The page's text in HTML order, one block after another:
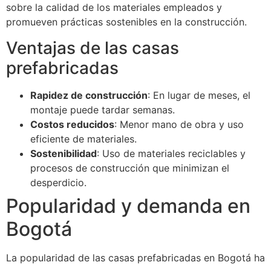
sobre la calidad de los materiales empleados y
promueven prácticas sostenibles en la construcción.
Ventajas de las casas
prefabricadas
Rapidez de construcción: En lugar de meses, el
montaje puede tardar semanas.
Costos reducidos: Menor mano de obra y uso
eficiente de materiales.
Sostenibilidad: Uso de materiales reciclables y
procesos de construcción que minimizan el
desperdicio.
Popularidad y demanda en
Bogotá
La popularidad de las casas prefabricadas en Bogotá ha